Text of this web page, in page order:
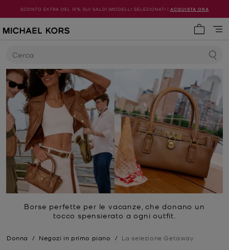
SCONTO EXTRA DEL 15% SUI SALDI |MODELLI SELEZIONATI | ACQUISTA ORA
Cerca
Borse perfette per le vacanze, che donano un
tocco spensierato a ogni outfit.
Donna / Negozi in primo piano / La selezione Getaway